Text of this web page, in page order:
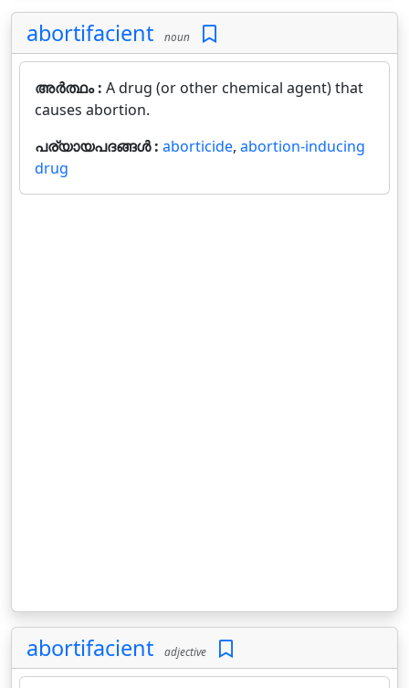
abortifacient noun
അർത്ഥം : A drug (or other chemical agent) that
causes abortion.
പര്യായപദങ്ങൾ : aborticide, abortion-inducing
drug
abortifacient adjective